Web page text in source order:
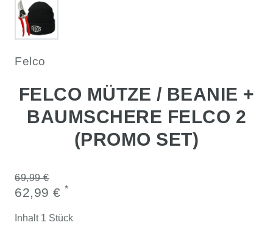
Felco
FELCO MÜTZE / BEANIE +
BAUMSCHERE FELCO 2
(PROMO SET)
69,99 €
62,99 € *
Inhalt 1 Stück